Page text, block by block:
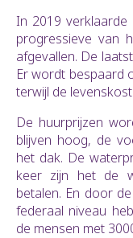
In 2019
progressieve van
afgevallen. De
Er wordt bespaard
terwijl de
De huurprijzen
blijven hoog, de
het dak. De
keer zijn het de
betalen. En door
federaal niveau
de mensen met